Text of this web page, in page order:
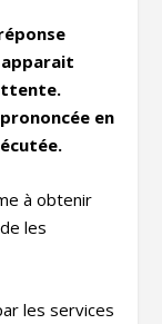
en
à obtenir
les
les services